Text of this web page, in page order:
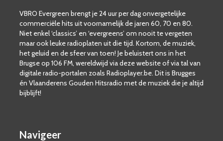
VBRO Evergreen brengt je 24 uur per dag onvergetelijke
commerciële hits uit voornamelijk de jaren 60, 70 en 80.
Niet enkel ‘classics’ en ‘evergreens’ om nooit te vergeten
maar ook leuke radioplaten uit die tijd. Kortom, de muziek,
het geluid en de sfeer van toen! Je beluistert ons in het
Brugse op 106 FM, wereldwijd via deze website of via tal van
digitale radio-portalen zoals Radioplayer.be. Dit is Brugges
én Vlaanderens Gouden Hitsradio met de muziek die je altijd
bijblijft!
Navigeer